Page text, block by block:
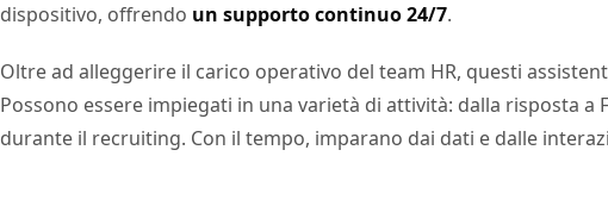
dispositivo, offrendo un supporto continuo 24/7.
Oltre ad alleggerire il carico operativo del team HR, questi
Possono essere impiegati in una varietà di attività: dalla risposta
durante il recruiting. Con il tempo, imparano dai dati e dalle